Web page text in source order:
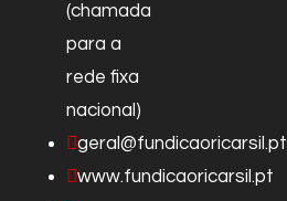
(chamada
para a
rede fixa
nacional)
geral@fundicaoricarsil.pt
www.fundicaoricarsil.pt